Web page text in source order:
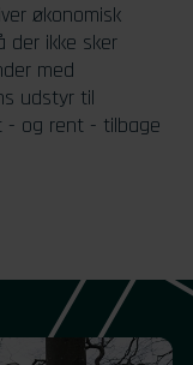
økonomisk
der ikke sker
med
udstyr til
- og rent - tilbage